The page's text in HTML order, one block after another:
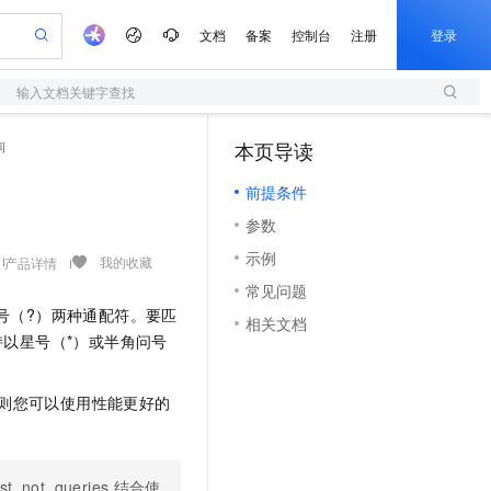
文档 备案 控制台 注册 登录
输入文档关键字查找
产品详情 我的收藏
（?）两种通配符。要匹
星号（*）或半角问号
您可以使用性能更好的
结合使
本页导读
前提条件
参数
示例
常见问题
相关文档
平台百炼
1.1-T2V
1.1-I2V
然，细节丰富
语音识别与合成
Qwen3-TTS-Flash
全托管，含MySQL、PostgreSQL、SQL Server、MariaDB多引擎
智能体编程平台
100%兼容MySQL、PostgreSQL，兼容Oracle，支持集中和分布式
轻量应用服务器
数字证书管理服务（原SSL证书）
实现全站 HTTPS，呈现可信的 Web 访问
短信服务
服务器，轻松开启游戏
体与工作流应用
通过阿里云百炼高效搭建AI应用,助力高效开发
以可视化方式快速构建移动和 PC 门户网站
Agency Agents：拥有专属领域专家
HappyHorse 打造一站式影视创作平台
漫剧工坊：一站式动画创作平台
快速生产连贯的高质量长漫剧
创作，一键激活电商全链路生产力
生成，高效打造优质广告素材
无忧落地极速上线
AI 活动
AI 生产力先锋
先锋实践拓展 AI 生产力的边界
飞天发布时刻
所见，即是所愿
AI 实训营
从基础到进阶，Agent 创客手把手教你
阿里云 OPC 创新助力计划
Token 补贴，五大权
益加速 OPC 成功
专业服务
公司注册
上云迁移
计划 服务伙伴合作计划
Al MaaS 服务伙伴赋能合作
伙伴信用分合作计划
更多支持
合作伙伴培训与认证
开发者社区
镜像站
加入我们
校园招聘